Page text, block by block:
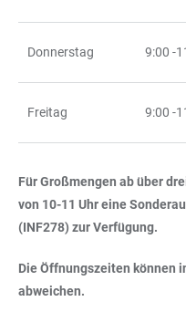
Donnerstag 9:00 -
Freitag 9:00 -
Für Großmengen ab über
von 10-11 Uhr eine
(INF278) zur Verfügung.
Die Öffnungszeiten können
abweichen.